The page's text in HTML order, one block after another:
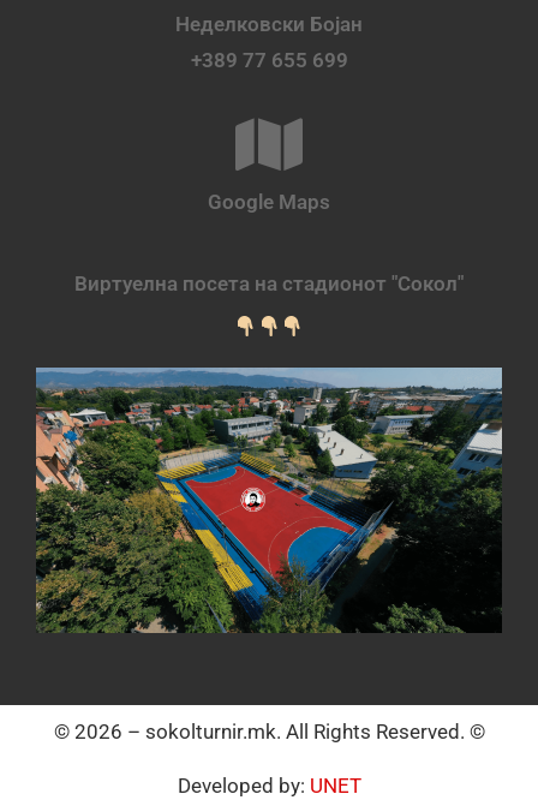
Неделковски Бојан
+389 77 655 699
Google Maps
Виртуелна посета на стадионот "Сокол"
© 2026 – sokolturnir.mk. All Rights Reserved. ©
Developed by: UNET